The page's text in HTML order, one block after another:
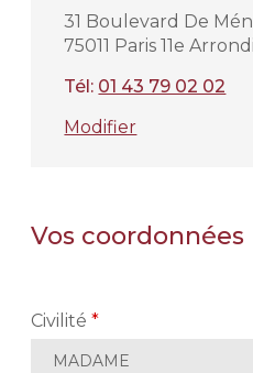
31 Boulevard De
75011 Paris 11e
Tél: 01 43 79 02 02
Modifier
Vos coordonnées
Civilité*
MADAME